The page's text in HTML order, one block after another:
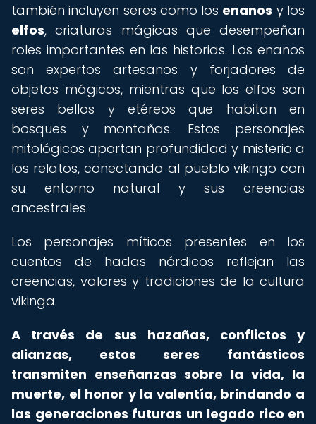
también incluyen seres como los enanos y los
elfos, criaturas mágicas que desempeñan
roles importantes en las historias. Los enanos
son expertos artesanos y forjadores de
objetos mágicos, mientras que los elfos son
seres bellos y etéreos que habitan en
bosques y montañas. Estos personajes
mitológicos aportan profundidad y misterio a
los relatos, conectando al pueblo vikingo con
su entorno natural y sus creencias
ancestrales.
Los personajes míticos presentes en los
cuentos de hadas nórdicos reflejan las
creencias, valores y tradiciones de la cultura
vikinga.
A través de sus hazañas, conflictos y
alianzas, estos seres fantásticos
transmiten enseñanzas sobre la vida, la
muerte, el honor y la valentía, brindando a
las generaciones futuras un legado rico en